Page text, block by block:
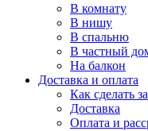
В комнату
В нишу
В спальню
В частный
На балкон
Доставка и оплата
Как сделать
Доставка
Оплата и